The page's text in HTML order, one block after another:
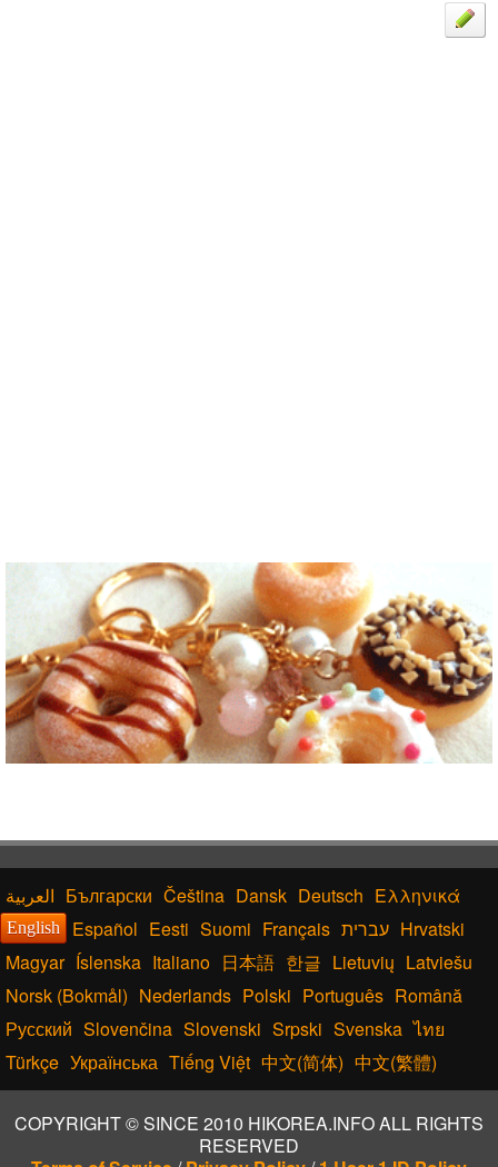
Български Čeština Dansk Deutsch Ελληνικά
English Español Eesti Suomi Français עברית Hrvatski
Magyar Íslenska Italiano 日本語 한글 Lietuvių Latviešu
Norsk (Bokmål) Nederlands Polski Português Română
Русский Slovenčina Slovenski Srpski Svenska ไทย
Türkçe Українська Tiếng Việt 中文(简体) 中文(繁體)
COPYRIGHT © SINCE 2010 HIKOREA.INFO ALL RIGHTS
RESERVED